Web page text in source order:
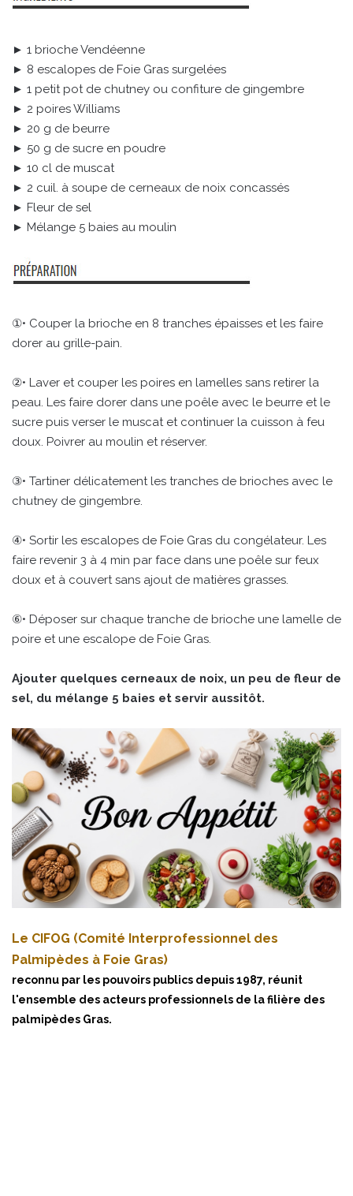
► 1 brioche Vendéenne
► 8 escalopes de Foie Gras surgelées
► 1 petit pot de chutney ou confiture de gingembre
► 2 poires Williams
► 20 g de beurre
► 50 g de sucre en poudre
► 10 cl de muscat
► 2 cuil. à soupe de cerneaux de noix concassés
► Fleur de sel
► Mélange 5 baies au moulin
①• Couper la brioche en 8 tranches épaisses et les faire
dorer au grille-pain.
②• Laver et couper les poires en lamelles sans retirer la
peau. Les faire dorer dans une poêle avec le beurre et le
sucre puis verser le muscat et continuer la cuisson à feu
doux. Poivrer au moulin et réserver.
③• Tartiner délicatement les tranches de brioches avec le
chutney de gingembre.
④• Sortir les escalopes de Foie Gras du congélateur. Les
faire revenir 3 à 4 min par face dans une poêle sur feux
doux et à couvert sans ajout de matières grasses.
⑥• Déposer sur chaque tranche de brioche une lamelle de
poire et une escalope de Foie Gras.
Ajouter quelques cerneaux de noix, un peu de fleur de
sel, du mélange 5 baies et servir aussitôt.
Le CIFOG (Comité Interprofessionnel des
Palmipèdes à Foie Gras)
reconnu par les pouvoirs publics depuis 1987, réunit
l'ensemble des acteurs professionnels de la filière des
palmipèdes Gras.